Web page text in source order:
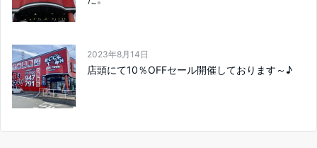
2023年8月14日
店頭にて10％OFFセール開催しております～♪